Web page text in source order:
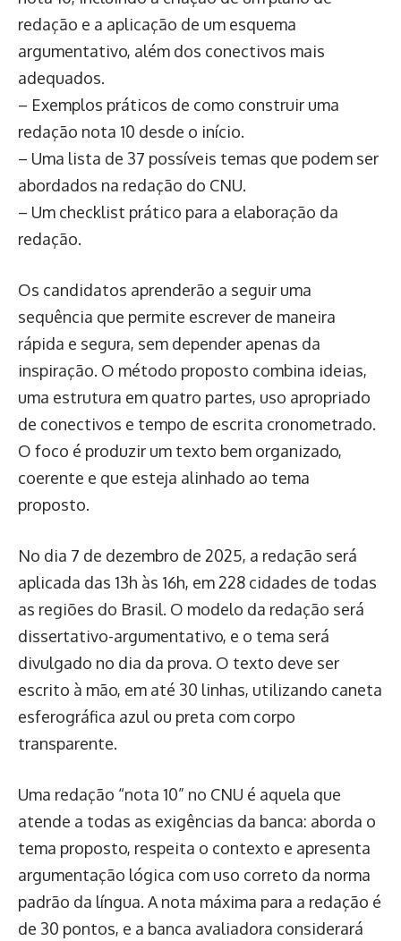
redação e a aplicação de um esquema
argumentativo, além dos conectivos mais
adequados.
– Exemplos práticos de como construir uma
redação nota 10 desde o início.
– Uma lista de 37 possíveis temas que podem ser
abordados na redação do CNU.
– Um checklist prático para a elaboração da
redação.
Os candidatos aprenderão a seguir uma
sequência que permite escrever de maneira
rápida e segura, sem depender apenas da
inspiração. O método proposto combina ideias,
uma estrutura em quatro partes, uso apropriado
de conectivos e tempo de escrita cronometrado.
O foco é produzir um texto bem organizado,
coerente e que esteja alinhado ao tema
proposto.
No dia 7 de dezembro de 2025, a redação será
aplicada das 13h às 16h, em 228 cidades de todas
as regiões do Brasil. O modelo da redação será
dissertativo-argumentativo, e o tema será
divulgado no dia da prova. O texto deve ser
escrito à mão, em até 30 linhas, utilizando caneta
esferográfica azul ou preta com corpo
transparente.
Uma redação “nota 10” no CNU é aquela que
atende a todas as exigências da banca: aborda o
tema proposto, respeita o contexto e apresenta
argumentação lógica com uso correto da norma
padrão da língua. A nota máxima para a redação é
de 30 pontos, e a banca avaliadora considerará